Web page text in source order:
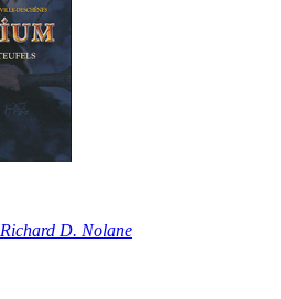
Richard D. Nolane